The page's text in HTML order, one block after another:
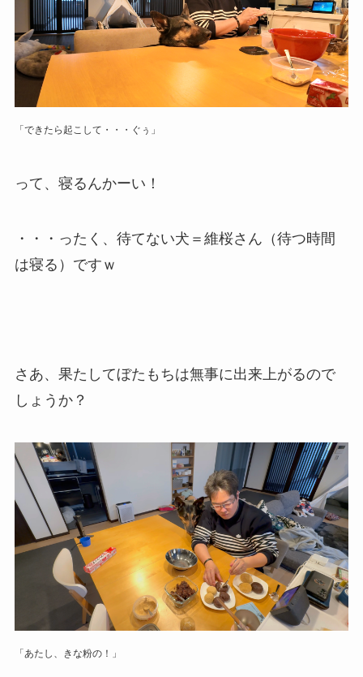
「できたら起こして・・・ぐぅ」
って、寝るんかーい！
・・・ったく、待てない犬＝維桜さん（待つ時間
は寝る）ですｗ
さあ、果たしてぼたもちは無事に出来上がるので
しょうか？
「あたし、きな粉の！」